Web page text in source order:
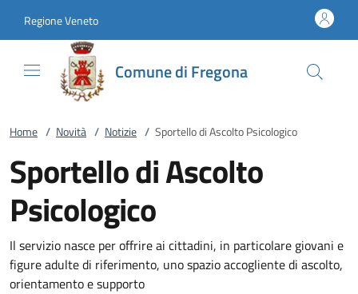
Regione Veneto
Comune di Fregona
Home / Novità / Notizie / Sportello di Ascolto Psicologico
Sportello di Ascolto
Psicologico
Il servizio nasce per offrire ai cittadini, in particolare giovani e
figure adulte di riferimento, uno spazio accogliente di ascolto,
orientamento e supporto